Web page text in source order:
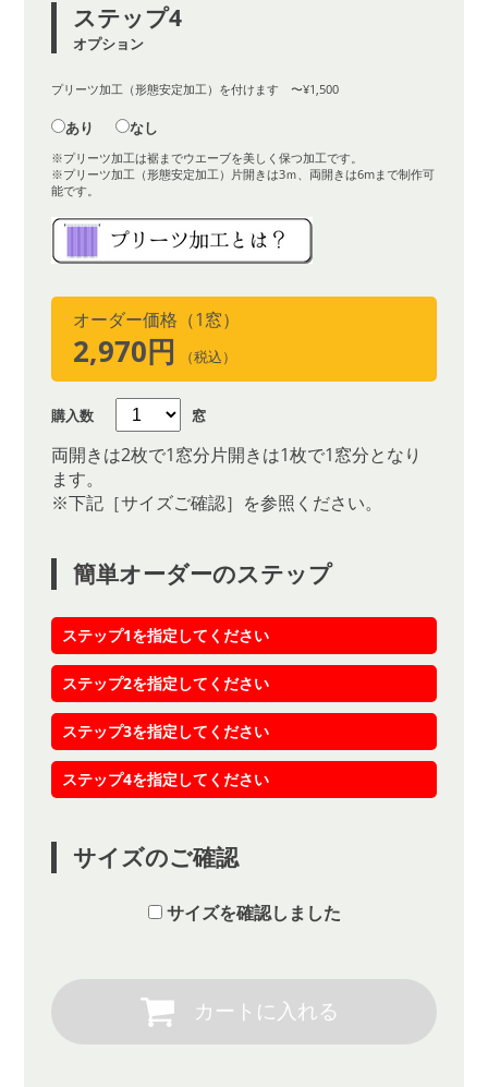
ステップ4
オプション
プリーツ加工（形態安定加工）を付けます 〜¥1,500
あり なし
※プリーツ加工は裾までウエーブを美しく保つ加工です。
※プリーツ加工（形態安定加工）片開きは3ｍ、両開きは6mまで制作可
能です。
オーダー価格（1窓）
2,970円 （税込）
購入数 窓
両開きは2枚で1窓分片開きは1枚で1窓分となり
ます。
※下記［サイズご確認］を参照ください。
簡単オーダーのステップ
ステップ1を指定してください
ステップ2を指定してください
ステップ3を指定してください
ステップ4を指定してください
サイズのご確認
サイズを確認しました